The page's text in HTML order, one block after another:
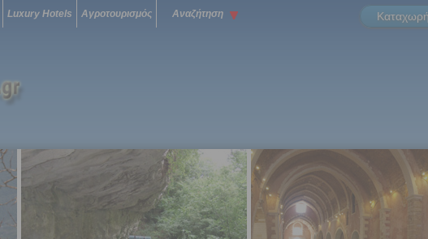
Luxury Hotels Αγροτουρισμός Αναζήτηση